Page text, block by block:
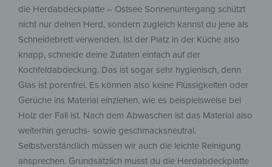
die Herdabdeckplatte – Ostsee Sonnenuntergang schützt
nicht nur deinen Herd, sondern zugleich kannst du jene als
Schneidebrett verwenden. Ist der Platz in der Küche also
knapp, schneide deine Zutaten einfach auf der
Kochfeldabdeckung. Das ist sogar sehr hygienisch, denn
Glas ist porenfrei. Es können also keine Flüssigkeiten oder
Gerüche ins Material einziehen, wie es beispielsweise bei
Holz der Fall ist. Nach dem Abwaschen ist das Material also
weiterhin geruchs- sowie geschmacksneutral.
Selbstverständlich müssen wir auch die leichte Reinigung
ansprechen. Grundsätzlich musst du die Herdabdeckplatte